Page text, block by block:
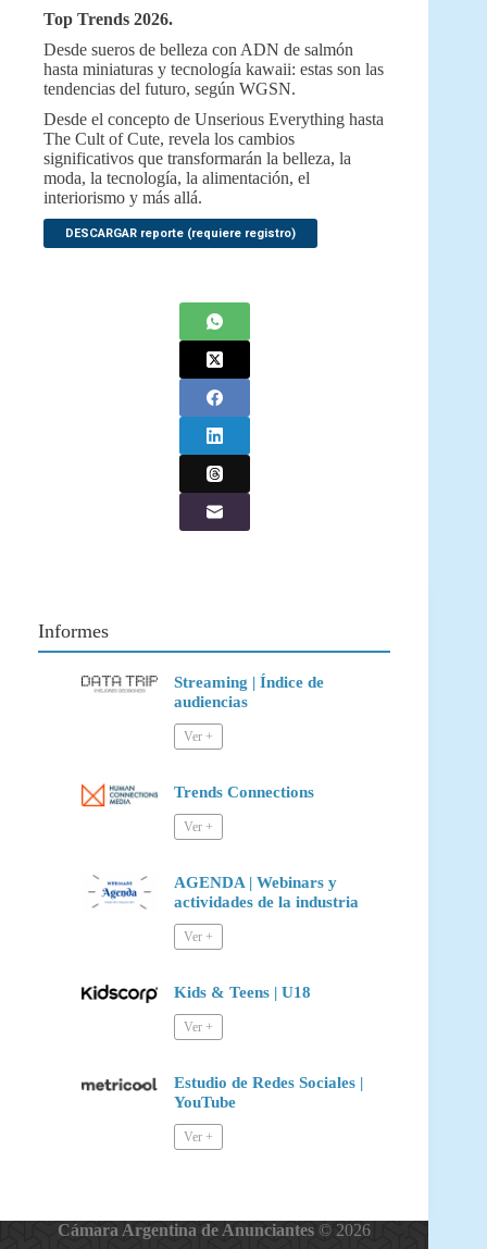
Top Trends 2026.
Desde sueros de belleza con ADN de salmón
hasta miniaturas y tecnología kawaii: estas son las
tendencias del futuro, según WGSN.
Desde el concepto de Unserious Everything hasta
The Cult of Cute, revela los cambios
significativos que transformarán la belleza, la
moda, la tecnología, la alimentación, el
interiorismo y más allá.
DESCARGAR reporte (requiere registro)
Informes
Streaming | Índice de
audiencias
Trends Connections
AGENDA | Webinars y
actividades de la industria
Kids & Teens | U18
Estudio de Redes Sociales |
YouTube
Cámara Argentina de Anunciantes © 2026